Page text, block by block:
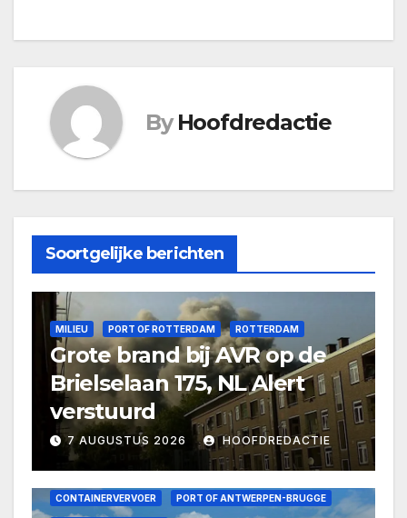
By Hoofdredactie
Soortgelijke berichten
MILIEU PORT OF ROTTERDAM ROTTERDAM
Grote brand bij AVR op de
Brielselaan 175, NL Alert
verstuurd
7 AUGUSTUS 2026 HOOFDREDACTIE
CONTAINERVERVOER PORT OF ANTWERPEN-BRUGGE